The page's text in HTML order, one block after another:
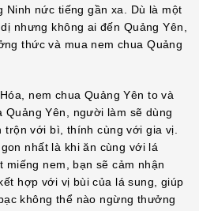
Ninh nức tiếng gần xa. Dù là một
nhưng không ai đến Quảng Yên,
thức và mua nem chua Quảng
nem chua Quảng Yên to và
Yên, người làm sẽ dùng
trộn với bì, thính cùng với gia vị.
nhất là khi ăn cùng với lá
miếng nem, bạn sẽ cảm nhận
hợp với vị bùi của lá sung, giúp
không thể nào ngừng thưởng